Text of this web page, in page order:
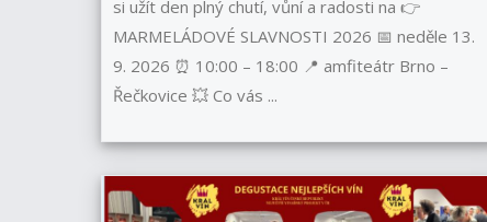
si užít den plný chutí, vůní a radosti na 👉
MARMELÁDOVÉ SLAVNOSTI 2026 📅 neděle 13.
9. 2026 ⏰ 10:00 – 18:00 📍 amfiteátr Brno –
Řečkovice 💥 Co vás ...